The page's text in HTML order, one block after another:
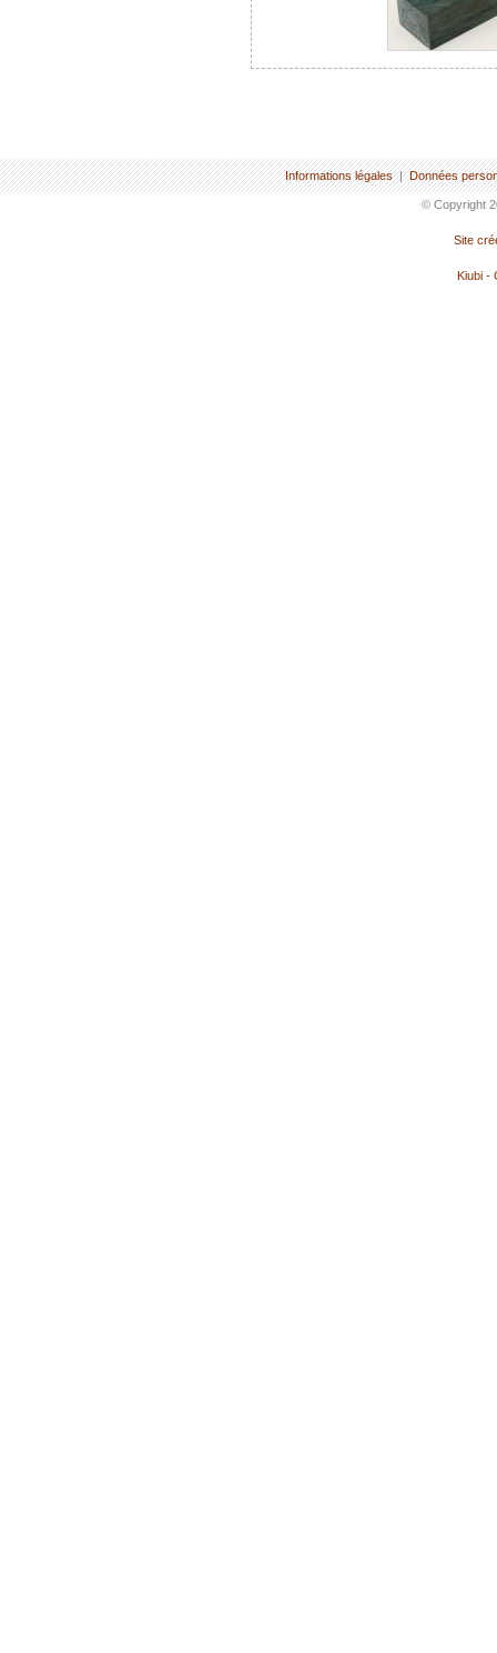
Informations légales | Données
© Copyright
Site
Kiubi -